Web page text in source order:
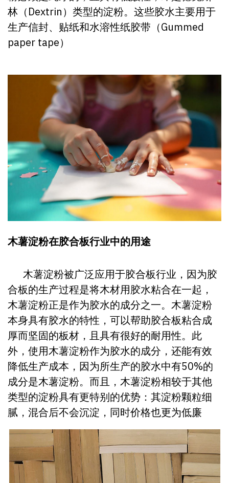
林（Dextrin）类型的淀粉。这些胶水主要用于
生产信封、贴纸和水溶性纸胶带（Gummed
paper tape）
木薯淀粉在胶合板行业中的用途
木薯淀粉被广泛应用于胶合板行业，因为胶
合板的生产过程是将木材用胶水粘合在一起，
木薯淀粉正是作为胶水的成分之一。木薯淀粉
本身具有胶水的特性，可以帮助胶合板粘合成
厚而坚固的板材，且具有很好的耐用性。此
外，使用木薯淀粉作为胶水的成分，还能有效
降低生产成本，因为所生产的胶水中有50%的
成分是木薯淀粉。而且，木薯淀粉相较于其他
类型的淀粉具有更特别的优势：其淀粉颗粒细
腻，混合后不会沉淀，同时价格也更为低廉